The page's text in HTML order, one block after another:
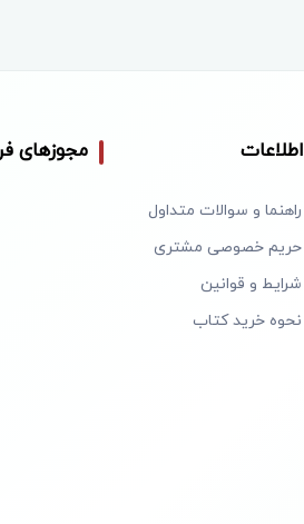
اطلاعات
راهنما و سوالات متداول
حریم خصوصی مشتری
شرایط و قوانین
نحوه خرید کتاب
مجوزهای